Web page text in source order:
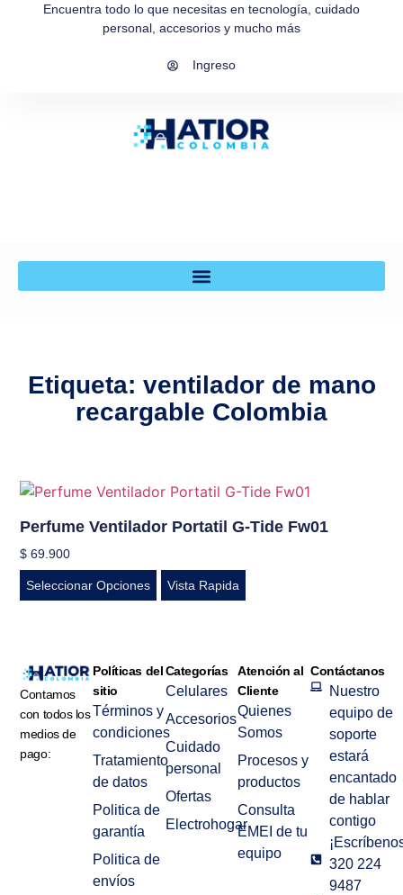
Encuentra todo lo que necesitas en tecnología, cuidado
personal, accesorios y mucho más
Ingreso
Etiqueta: ventilador de mano
recargable Colombia
Perfume Ventilador Portatil G-Tide Fw01
$ 69.900
Seleccionar Opciones Vista Rapida
Contamos
con todos los
medios de
pago:
Políticas del
sitio
Términos y
condiciones
Tratamiento
de datos
Politica de
garantía
Politica de
envíos
Categorías
Celulares
Accesorios
Cuidado
personal
Ofertas
Electrohogar
Atención al
Cliente
Quienes
Somos
Procesos y
productos
Consulta
EMEI de tu
equipo
Contáctanos
Nuestro
equipo de
soporte
estará
encantado
de hablar
contigo
320 224
9487